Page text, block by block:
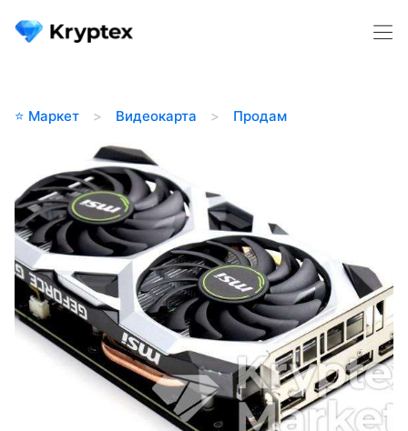
⭐️ Маркет Видеокарта Продам